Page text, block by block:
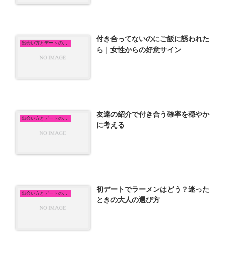
出会い方とデートの悩み
付き合ってないのにご飯に誘われた
ら｜女性からの好意サイン
出会い方とデートの悩み
友達の紹介で付き合う確率を穏やか
に考える
出会い方とデートの悩み
初デートでラーメンはどう？迷った
ときの大人の選び方